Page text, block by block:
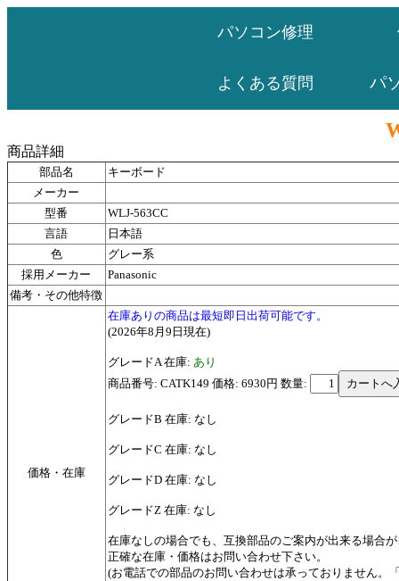
パソコン修理
よくある質問 パ
商品詳細
部品名
キーボード
メーカー
型番
WLJ-563CC
言語
日本語
色
グレー系
採用メーカー
Panasonic
備考・その他特徴
価格・在庫
在庫ありの商品は最短即日出荷可能です。
(2026年8月9日現在)
グレードA 在庫: あり
商品番号: CATK149 価格: 6930円 数量:
グレードB 在庫: なし
グレードC 在庫: なし
グレードD 在庫: なし
グレードZ 在庫: なし
在庫なしの場合でも、互換部品のご案内が出来る場合
正確な在庫・価格はお問い合わせ下さい。
(お電話での部品のお問い合わせは承っておりません。